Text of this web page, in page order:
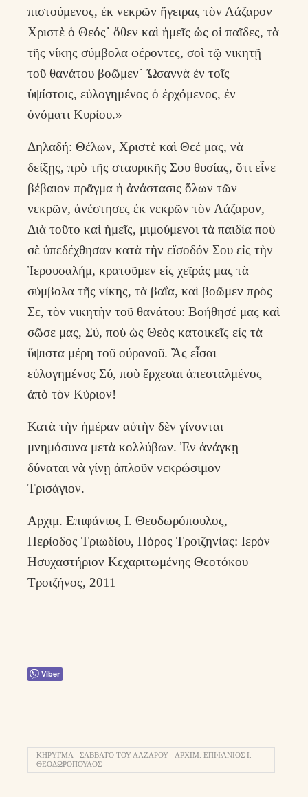
πιστούμενος, ἐκ νεκρῶν ἤγειρας τὸν Λάζαρον
Χριστὲ ὁ Θεός˙ ὅθεν καὶ ἡμεῖς ὡς οἱ παῖδες, τὰ
τῆς νίκης σύμβολα φέροντες, σοὶ τῷ νικητῇ
τοῦ θανάτου βοῶμεν˙ Ὠσαννὰ ἐν τοῖς
ὑψίστοις, εὐλογημένος ὁ ἐρχόμενος, ἐν
ὀνόματι Κυρίου.»
Δηλαδή: Θέλων, Χριστὲ καὶ Θεέ μας, νὰ
δείξῃς, πρὸ τῆς σταυρικῆς Σου θυσίας, ὅτι εἶνε
βέβαιον πρᾶγμα ἡ ἀνάστασις ὅλων τῶν
νεκρῶν, ἀνέστησες ἐκ νεκρῶν τὸν Λάζαρον,
Διὰ τοῦτο καὶ ἡμεῖς, μιμούμενοι τὰ παιδία ποὺ
σὲ ὑπεδέχθησαν κατὰ τὴν εἴσοδόν Σου εἰς τὴν
Ἱερουσαλήμ, κρατοῦμεν εἰς χεῖράς μας τὰ
σύμβολα τῆς νίκης, τὰ βαΐα, καὶ βοῶμεν πρὸς
Σε, τὸν νικητὴν τοῦ θανάτου: Βοήθησέ μας καὶ
σῶσε μας, Σύ, ποὺ ὡς Θεὸς κατοικεῖς εἰς τὰ
ὕψιστα μέρη τοῦ ούρανοῦ. Ἂς εἶσαι
εὐλογημένος Σύ, ποὺ ἔρχεσαι ἀπεσταλμένος
ἀπὸ τὸν Κύριον!
Κατὰ τὴν ἡμέραν αὐτὴν δὲν γίνονται
μνημόσυνα μετὰ κολλύβων. Ἐν ἀνάγκῃ
δύναται νὰ γίνῃ ἁπλοῦν νεκρώσιμον
Τρισάγιον.
Αρχιμ. Επιφάνιος Ι. Θεοδωρόπουλος,
Περίοδος Τριωδίου, Πόρος Τροιζηνίας: Ιερόν
Ησυχαστήριον Κεχαριτωμένης Θεοτόκου
Τροιζήνος, 2011
Viber
ΚΉΡΥΓΜΑ - ΣΆΒΒΑΤΟ ΤΟΥ ΛΑΖΆΡΟΥ - ΑΡΧΙΜ. ΕΠΙΦΆΝΙΟΣ Ι.
ΘΕΟΔΩΡΌΠΟΥΛΟΣ